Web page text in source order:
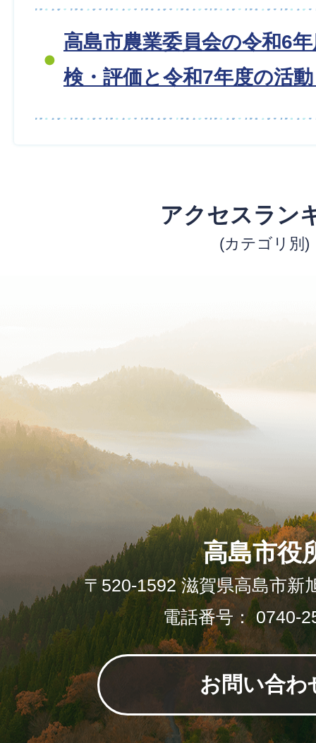
高島市農業委員会の令和6
検・評価と令和7年度の活
アクセスラン
(カテゴリ別)
高島市役
〒520-1592 滋賀県高島市新
電話番号： 0740-
お問い合わ